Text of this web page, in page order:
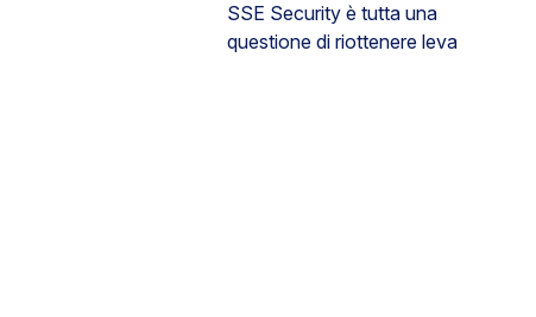
SSE Security è tutta una
questione di riottenere leva